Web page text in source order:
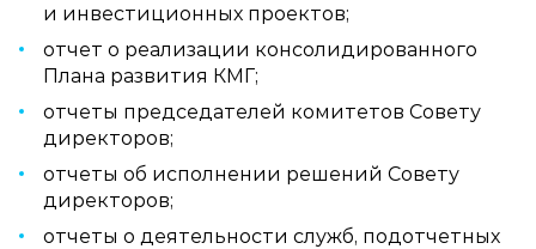
и инвестиционных проектов;
отчет о реализации консолидированного
Плана развития КМГ;
отчеты председателей комитетов Совету
директоров;
отчеты об исполнении решений Совету
директоров;
отчеты о деятельности служб, подотчетных